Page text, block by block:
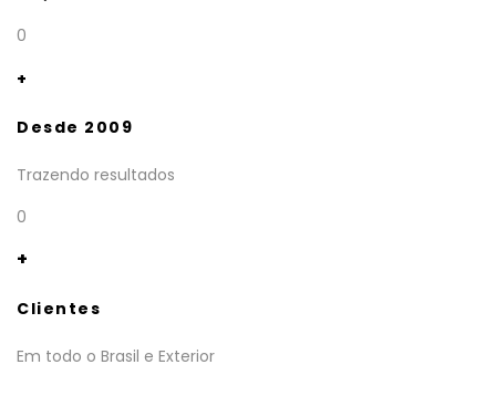
0
+
Desde 2009
Trazendo resultados
0
+
Clientes
Em todo o Brasil e Exterior